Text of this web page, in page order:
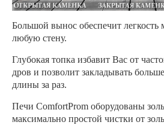
Большой вынос обеспечит легкость
любую стену.
Глубокая топка избавит Вас от
дров и позволит закладывать
длины за раз.
Печи ComfortProm оборудованы
максимально простой чистки от